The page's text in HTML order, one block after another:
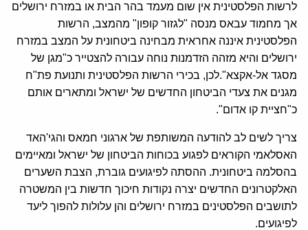
לרשות הפלסטינית אין שום מעמד בהר הבית או במזרח ירושלים
אך מחמוד עבאס מנסה "לגזור קופון" מהמצב, הרשות
הפלסטינית איננה אחראית מבחינה ביטחונית על המצב במזרח
ירושלים והיא מזהה הזדמנות נוחה עבורה להצטייר כ"מגן של
מסגד אל-אקצא".לכן, בכירי הרשות הפלסטינית ותנועת פת"ח
מגנים את צעדי הביטחון החדשים של ישראל ומתארים אותם
כ"חציית קו אדום".
צריך לשים לב להודעה המשותפת של ארגוני חמאס והגי'האד
האסלאמי הקוראים לפגוע בכוחות הביטחון של ישראל ומאיימים
בהסלמה ביטחונית. ההסתה לפיגועים גוברת, הצבת השערים
האלקטרונים החדשים יצרה נקודות חיכוך חדשות בין המשטרה
לתושבים הפלסטינים במזרח ירושלים והן עלולות להפוך ליעד
לפיגועים.